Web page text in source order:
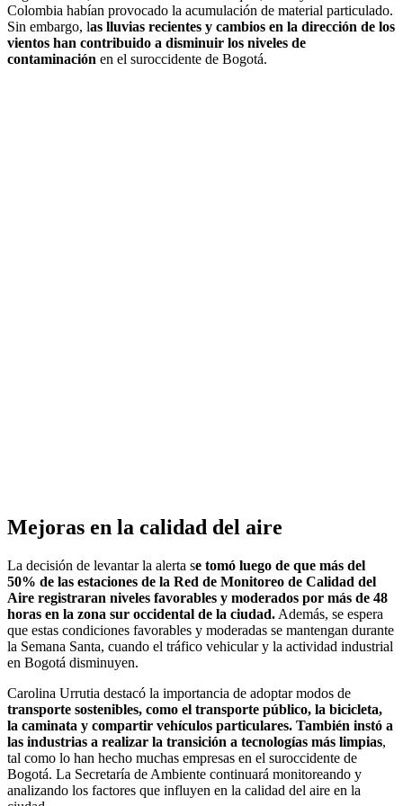
Colombia habían provocado la acumulación de material particulado.
Sin embargo, las lluvias recientes y cambios en la dirección de los
vientos han contribuido a disminuir los niveles de
contaminación en el suroccidente de Bogotá.
Mejoras en la calidad del aire
La decisión de levantar la alerta se tomó luego de que más del
50% de las estaciones de la Red de Monitoreo de Calidad del
Aire registraran niveles favorables y moderados por más de 48
horas en la zona sur occidental de la ciudad. Además, se espera
que estas condiciones favorables y moderadas se mantengan durante
la Semana Santa, cuando el tráfico vehicular y la actividad industrial
en Bogotá disminuyen.
Carolina Urrutia destacó la importancia de adoptar modos de
transporte sostenibles, como el transporte público, la bicicleta,
la caminata y compartir vehículos particulares. También instó a
las industrias a realizar la transición a tecnologías más limpias,
tal como lo han hecho muchas empresas en el suroccidente de
Bogotá. La Secretaría de Ambiente continuará monitoreando y
analizando los factores que influyen en la calidad del aire en la